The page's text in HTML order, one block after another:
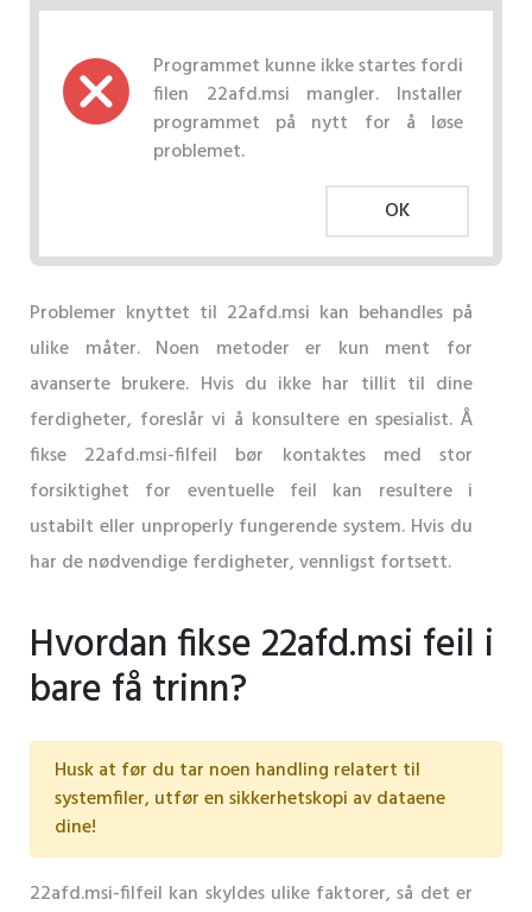
Programmet kunne ikke startes fordi
filen 22afd.msi mangler. Installer
programmet på nytt for å løse
problemet.
OK
Problemer knyttet til 22afd.msi kan behandles på
ulike måter. Noen metoder er kun ment for
avanserte brukere. Hvis du ikke har tillit til dine
ferdigheter, foreslår vi å konsultere en spesialist. Å
fikse 22afd.msi-filfeil bør kontaktes med stor
forsiktighet for eventuelle feil kan resultere i
ustabilt eller unproperly fungerende system. Hvis du
har de nødvendige ferdigheter, vennligst fortsett.
Hvordan fikse 22afd.msi feil i
bare få trinn?
Husk at før du tar noen handling relatert til
systemfiler, utfør en sikkerhetskopi av dataene
dine!
22afd.msi-filfeil kan skyldes ulike faktorer, så det er